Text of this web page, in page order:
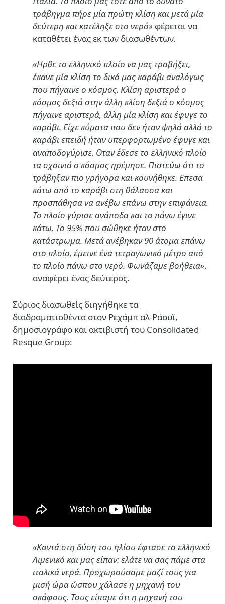
τράβηγμα πήρε μία πρώτη κλίση και μετά μία
δεύτερη και κατέληξε στο νερό» φέρεται να
καταθέτει ένας εκ των διασωθέντων.
«Ηρθε το ελληνικό πλοίο να μας τραβήξει,
έκανε μία κλίση το δικό μας καράβι αναλόγως
που πήγαινε ο κόσμος. Κλίση αριστερά ο
κόσμος δεξιά στην άλλη κλίση δεξιά ο κόσμος
πήγαινε αριστερά, άλλη μία κλίση και έφυγε το
καράβι. Είχε κύματα που δεν ήταν ψηλά αλλά το
καράβι επειδή ήταν υπερφορτωμένο έφυγε και
αναποδογύρισε. Οταν έδεσε το ελληνικό πλοίο
τα σχοινιά ο κόσμος ηρέμησε. Πιστεύω ότι το
τράβηξαν πιο γρήγορα και κουνήθηκε. Επεσα
κάτω από το καράβι στη θάλασσα και
προσπάθησα να ανέβω επάνω στην επιφάνεια.
Το πλοίο γύρισε ανάποδα και το πάνω έγινε
κάτω. Το 95% που σώθηκε ήταν στο
κατάστρωμα. Μετά ανέβηκαν 90 άτομα επάνω
στο πλοίο, έμεινε ένα τετραγωνικό μέτρο από
το πλοίο πάνω στο νερό. Φωνάζαμε βοήθεια»,
αναφέρει ένας δεύτερος.
Σύριος διασωθείς διηγήθηκε τα
διαδραματισθέντα στον Ρεχάμπ αλ-Ράουϊ,
δημοσιογράφο και ακτιβιστή του Consolidated
Resque Group:
«Κοντά στη δύση του ηλίου έφτασε το ελληνικό
Λιμενικό και μας είπαν: ελάτε να σας πάμε στα
ιταλικά νερά. Προχωρούσαμε μαζί τους για
μισή ώρα ώσπου χάλασε η μηχανή του
σκάφους. Τους είπαμε ότι η μηχανή του